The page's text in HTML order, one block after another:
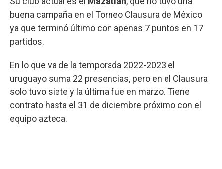
buena campaña en el Torneo Clausura de México
ya que terminó último con apenas 7 puntos en 17
partidos.
En lo que va de la temporada 2022-2023 el
uruguayo suma 22 presencias, pero en el Clausura
solo tuvo siete y la última fue en marzo. Tiene
contrato hasta el 31 de diciembre próximo con el
equipo azteca.